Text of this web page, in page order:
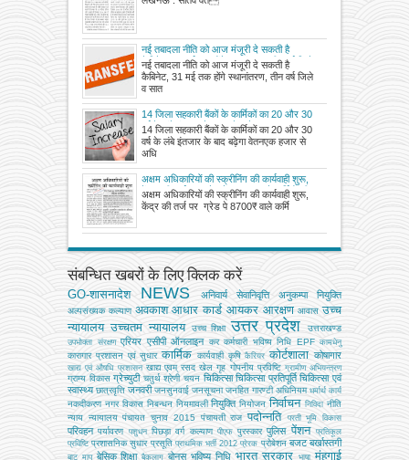
नई तबादला नीति को आज मंजूरी दे सकती है
कैबिनेट, 31 मई तक होंगे स्थानांतरण, तीन वर्ष जिले
व सात वर्ष से मंडल में जमे अधिकारी-कर्मचारी हटेंगे
नई तबादला नीति को आज मंजूरी दे सकती है
कैबिनेट, 31 मई तक होंगे स्थानांतरण, तीन वर्ष जिले
व सात
14 जिला सहकारी बैंकों के कार्मिकों का 20 और 30
वर्ष के लंबे इंतजार के बाद बढ़ेगा वेतन
14 जिला सहकारी बैंकों के कार्मिकों का 20 और 30
वर्ष के लंबे इंतजार के बाद बढ़ेगा वेतनएक हजार से
अधि
अक्षम अधिकारियों की स्क्रीनिंग की कार्यवाही शुरू,
केंद्र की तर्ज पर ग्रेड पे 8700₹ वाले कर्मियों की
वेतन मैट्रिक्स हुई संशोधित
अक्षम अधिकारियों की स्क्रीनिंग की कार्यवाही शुरू,
केंद्र की तर्ज पर ग्रेड पे 8700₹ वाले कर्मि
संबन्धित खबरों के लिए क्लिक करें
GO-शासनादेश NEWS अनिवार्य सेवानिवृत्ति अनुकम्पा नियुक्ति
अल्‍पसंख्‍यक कल्‍याण अवकाश आधार कार्ड आयकर आरक्षण आवास उच्च
न्यायालय उच्चतम न्यायालय उच्‍च शिक्षा उत्तर प्रदेश उत्तराखण्ड
उपभोक्‍ता संरक्षण एरियर एसीपी ऑनलाइन कर कर्मचारी भविष्य निधि EPF कामधेनु
कारागार प्रशासन एवं सुधार कार्मिक कार्यवाही कृषि कैरियर कोर्टशाला कोषागार
खाद्य एवं औषधि प्रशासन खाद्य एवम् रसद खेल गृह गोपनीय प्रविष्टि ग्रामीण अभियन्‍त्रण
ग्राम्य विकास ग्रेच्युटी चतुर्थ श्रेणी चयन चिकित्सा चिकित्सा प्रतिपूर्ति चिकित्‍सा एवं
स्वास्थ्य छात्रवृत्ति जनवरी जनसुनवाई जनसूचना जनहित गारण्टी अधिनियम धर्मार्थ कार्य
नकदीकरण नगर विकास निबन्‍धन नियमावली नियुक्ति नियोजन निर्वाचन निविदा नीति
न्याय न्यायालय पंचायत चुनाव 2015 पंचायती राज पदोन्नति परती भूमि विकास
परिवहन पर्यावरण पशुधन पिछड़ा वर्ग कल्‍याण पीएफ पुरस्कार पुलिस पेंशन
प्रतिकूल
प्रविष्टि प्रशासनिक सुधार प्रसूति प्राथमिक भर्ती 2012 प्रेरक प्रोबेशन बजट बर्खास्तगी
बाट माप बेसिक शिक्षा बैकलाग बोनस भविष्य निधि भारत सरकार भाषा मंहगाई